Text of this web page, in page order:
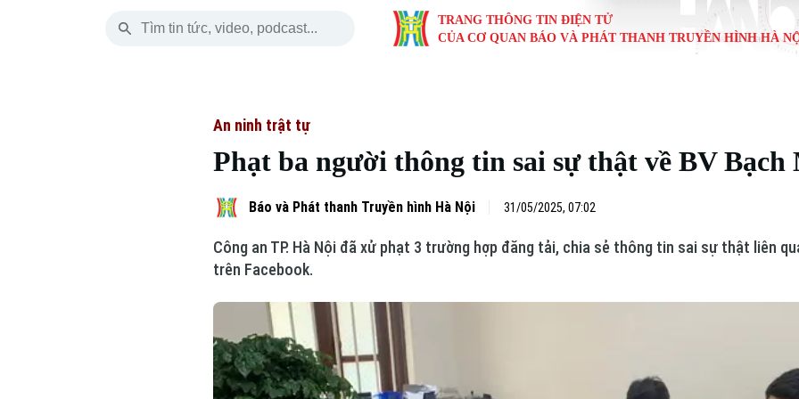
TRANG THÔNG TIN ĐIỆN TỬ
CỦA CƠ QUAN BÁO VÀ PHÁT THANH TRUYỀN HÌNH HÀ
Hà Nội
Chính trị
Xã hội
An ninh trật tự
Nhịp sống Hà Nội
Người Hà Nội
Khoảnh khắc Hà Nội
Ẩm thực
Quân sự
Hồ sơ
Người Việt 4 phương
Cafe sáng
Tài chính Ngân hàng
Doanh nghiệp
Đầu tư
Căn hộ
Đất đai
Tàu
Xe máy
Thị trường
Tuyển sinh Làng nghề Dinh
An ninh trật tự
Phạt ba người thông tin sai sự thật về BV Bạch
Báo và Phát thanh Truyền hình Hà Nội 31/05/2025, 07:02
Công an TP. Hà Nội đã xử phạt 3 trường hợp đăng tải, chia sẻ thông tin sai sự thật liên
trên Facebook.